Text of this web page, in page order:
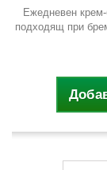
Ежедневен
подходящ при